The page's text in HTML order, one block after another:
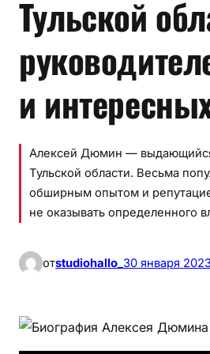
Тульской
и
Алексей Дюмин — выдающийся
Тульской области. Весьма
обширным опытом и
не оказывать определенного
отstudiohallo_ 30 января